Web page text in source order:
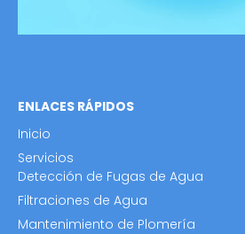
ENLACES RÁPIDOS
Inicio
Servicios
Detección de Fugas de Agua
Filtraciones de Agua
Mantenimiento de Plomería